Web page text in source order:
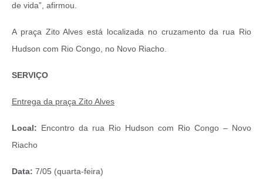
de vida”, afirmou.
A praça Zito Alves está localizada no cruzamento da rua Rio
Hudson com Rio Congo, no Novo Riacho.
SERVIÇO
Entrega da praça Zito Alves
Local: Encontro da rua Rio Hudson com Rio Congo – Novo
Riacho
Data: 7/05 (quarta-feira)